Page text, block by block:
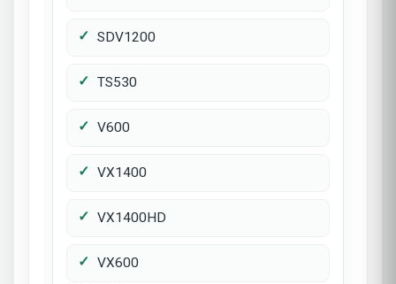
SDV1200
TS530
V600
VX1400
VX1400HD
VX600